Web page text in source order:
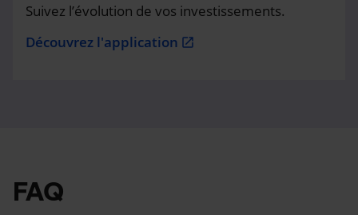
Suivez l’évolution de vos investissements.
Découvrez l'application open_in_new
FAQ